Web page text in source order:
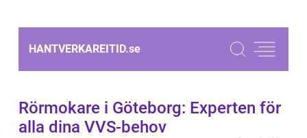
HANTVERKAREITID.se
Rörmokare i Göteborg: Experten för
alla dina VVS-behov